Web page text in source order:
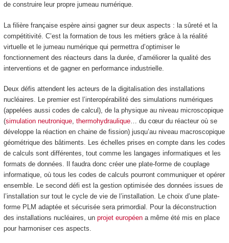
de construire leur propre jumeau numérique.
La filière française espère ainsi gagner sur deux aspects : la sûreté et la
compétitivité. C’est la formation de tous les métiers grâce à la réalité
virtuelle et le jumeau numérique qui permettra d’optimiser le
fonctionnement des réacteurs dans la durée, d’améliorer la qualité des
interventions et de gagner en performance industrielle.
Deux défis attendent les acteurs de la digitalisation des installations
nucléaires. Le premier est l’interopérabilité des simulations numériques
(appelées aussi codes de calcul), de la physique au niveau microscopique
(simulation neutronique, thermohydraulique… du cœur du réacteur où se
développe la réaction en chaine de fission) jusqu’au niveau macroscopique
géométrique des bâtiments. Les échelles prises en compte dans les codes
de calculs sont différentes, tout comme les langages informatiques et les
formats de données. Il faudra donc créer une plate-forme de couplage
informatique, où tous les codes de calculs pourront communiquer et opérer
ensemble. Le second défi est la gestion optimisée des données issues de
l’installation sur tout le cycle de vie de l’installation. Le choix d’une plate-
forme PLM adaptée et sécurisée sera primordial. Pour la déconstruction
des installations nucléaires, un projet européena même été mis en place
pour harmoniser ces aspects.